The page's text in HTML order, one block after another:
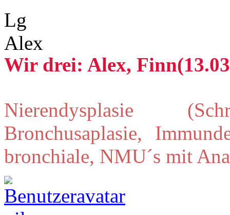
Lg
Alex
Wir drei: Alex,
Nierendysplasie
Bronchusaplasie,
bronchiale, NMU´s mit